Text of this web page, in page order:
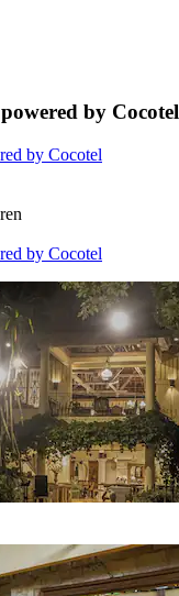
by Cocotel
by Cocotel
by Cocotel